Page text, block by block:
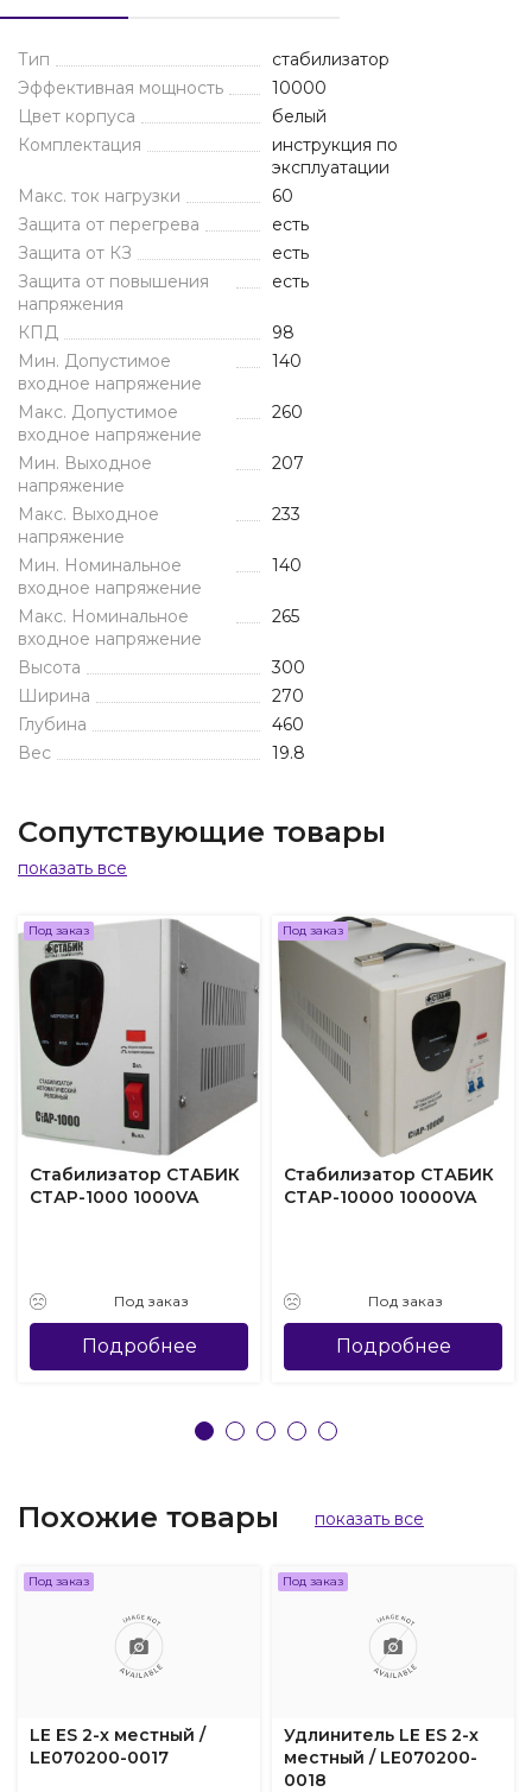
Тип
стабилизатор
Эффективная мощность
10000
Цвет корпуса
белый
Комплектация
инструкция по
эксплуатации
Макс. ток нагрузки
60
Защита от перегрева
есть
Защита от КЗ
есть
Защита от повышения
напряжения
есть
КПД
98
Мин. Допустимое
входное напряжение
140
Макс. Допустимое
входное напряжение
260
Мин. Выходное
напряжение
207
Макс. Выходное
напряжение
233
Мин. Номинальное
входное напряжение
140
Макс. Номинальное
входное напряжение
265
Высота
300
Ширина
270
Глубина
460
Вес
19.8
Сопутствующие товары
показать все
Под заказ
Стабилизатор СТАБИК
СТАР-1000 1000VA
Под заказ
Подробнее
Под заказ
Стабилизатор СТАБИК
СТАР-10000 10000VA
Под заказ
Подробнее
Похожие товары показать все
Под заказ
LE ES 2-х местный /
LE070200-0017
Под заказ
Удлинитель LE ES 2-х
местный / LE070200-
0018